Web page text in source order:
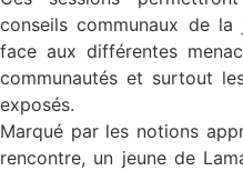
conseils communaux de la
face aux différentes
communautés et surtout
exposés.
Marqué par les notions
rencontre, un jeune de